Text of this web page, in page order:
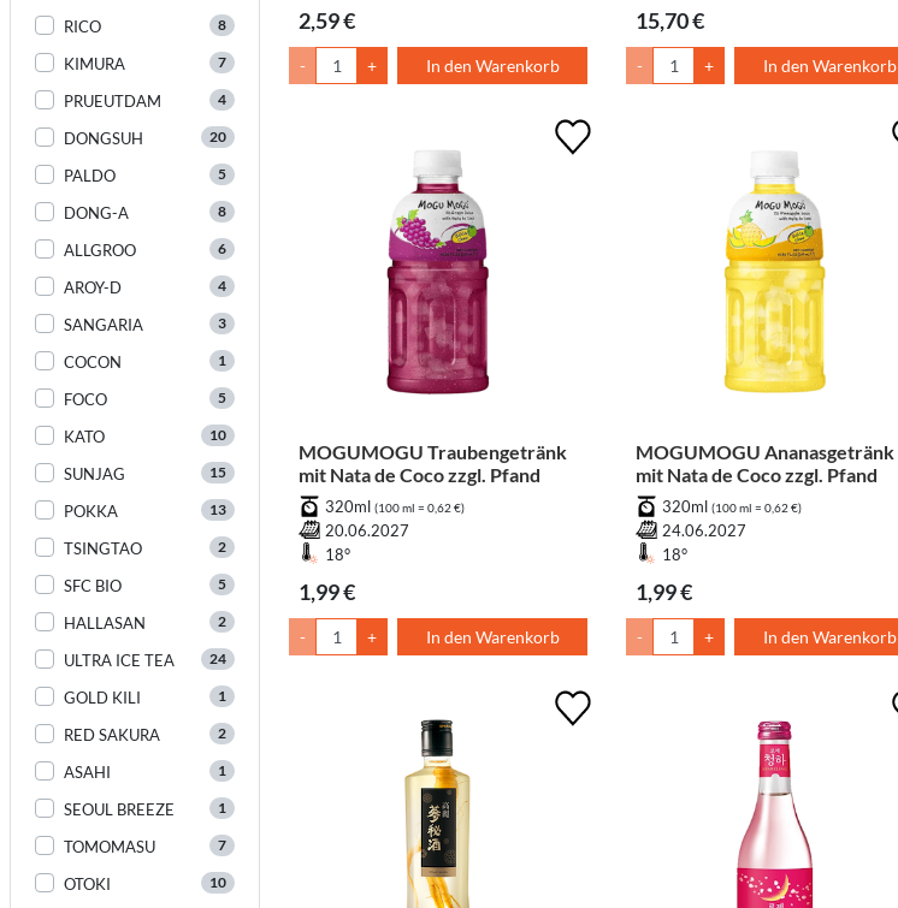
RICO 8
KIMURA 7
PRUEUTDAM 4
DONGSUH 20
PALDO 5
DONG-A 8
ALLGROO 6
AROY-D 4
SANGARIA 3
COCON 1
FOCO 5
KATO 10
SUNJAG 15
POKKA 13
TSINGTAO 2
SFC BIO 5
HALLASAN 2
ULTRA ICE TEA 24
GOLD KILI 1
RED SAKURA 2
ASAHI 1
SEOUL BREEZE 1
TOMOMASU 7
OTOKI 10
2,59 €
- + In den Warenkorb
15,70 €
- + In den Warenkorb
MOGUMOGU Traubengetränk
mit Nata de Coco zzgl. Pfand
320ml (100 ml = 0,62 €)
20.06.2027
18°
1,99 €
- + In den Warenkorb
MOGUMOGU Ananasgetränk
mit Nata de Coco zzgl. Pfand
320ml (100 ml = 0,62 €)
24.06.2027
18°
1,99 €
- + In den Warenkorb